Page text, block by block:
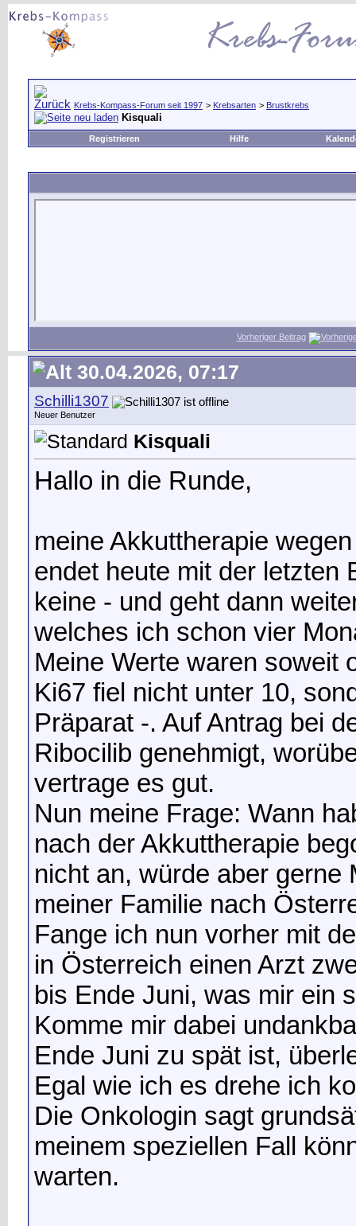
Krebs-Kompass-Forum seit 1997 > Krebsarten > Brustkrebs
Kisquali
Registrieren Hilfe
Vorheriger Beitrag
30.04.2026, 07:17
Schilli1307
Neuer Benutzer
Kisquali
Hallo in die Runde,
meine Akkuttherapie
endet heute mit der letzten
keine - und geht dann
welches ich schon vier
Meine Werte waren soweit
Ki67 fiel nicht unter 10,
Präparat -. Auf Antrag bei
Ribocilib genehmigt,
vertrage es gut.
Nun meine Frage: Wann
nach der Akkuttherapie
nicht an, würde aber gerne
meiner Familie nach
Fange ich nun vorher mit
in Österreich einen Arzt
bis Ende Juni, was mir ein
Komme mir dabei
Ende Juni zu spät ist,
Egal wie ich es drehe ich
Die Onkologin sagt
meinem speziellen Fall
warten.